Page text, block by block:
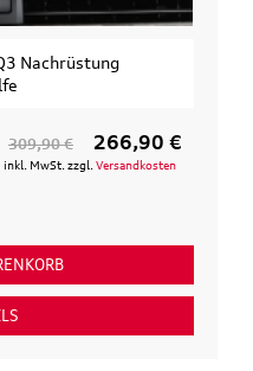
Nachrüstung
309,90 € 266,90 €
inkl. MwSt. zzgl. Versandkosten